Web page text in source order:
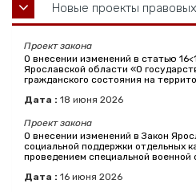
Новые проекты
Проект закона
О внесении изменений в статью
Ярославской области «О
гражданского состояния на
Дата : 18 июня 2026
Проект закона
О внесении изменений в Закон
социальной поддержки отдельных
проведением специальной военной
Дата : 16 июня 2026